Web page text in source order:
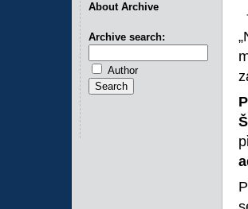
About Archive
Archive search:
Author